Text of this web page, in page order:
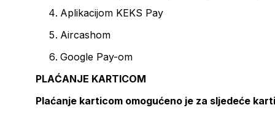
Aplikacijom KEKS Pay
Aircashom
Google Pay-om
PLAĆANJE KARTICOM
Plaćanje karticom omogućeno je za sljedeće